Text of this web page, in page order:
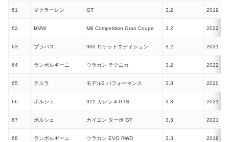
61 マクラーレン GT 3.2 2019
62 BMW M8 Competition Gran Coupe 3.2 2022
63 ブラバス 900 ロケットエディション 3.2 2021
64 ランボルギーニ ウラカン テクニカ 3.2 2022
65 テスラ モデル3 パフォーマンス 3.3 2020
66 ポルシェ 911 カレラ 4 GTS 3.3 2021
67 ポルシェ カイエン ターボ GT 3.3 2021
68 ランボルギーニ ウラカン EVO RWD 3.3 2019